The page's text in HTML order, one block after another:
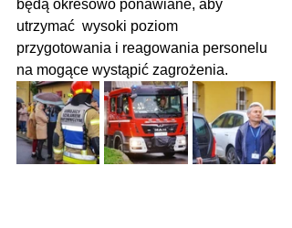
będą okresowo ponawiane, aby
utrzymać  wysoki poziom
przygotowania i reagowania personelu
na mogące wystąpić zagrożenia.